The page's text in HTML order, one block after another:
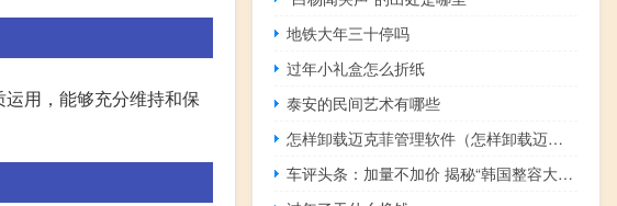
用，能够充分维持和保
地铁大年三十停吗
过年小礼盒怎么折纸
泰安的民间艺术有哪些
怎样卸载迈克菲管理软件（怎样卸载迈克菲）
车评头条：加量不加价 揭秘“韩国整容大师”如何秀操作